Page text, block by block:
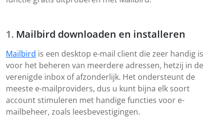
Mailbird downloaden en installeren
Mailbird is een desktop e-mail client die zeer handig is
voor het beheren van meerdere adressen, hetzij in de
verenigde inbox of afzonderlijk. Het ondersteunt de
meeste e-mailproviders, dus u kunt bijna elk soort
account stimuleren met handige functies voor e-
mailbeheer, zoals leesbevestigingen.